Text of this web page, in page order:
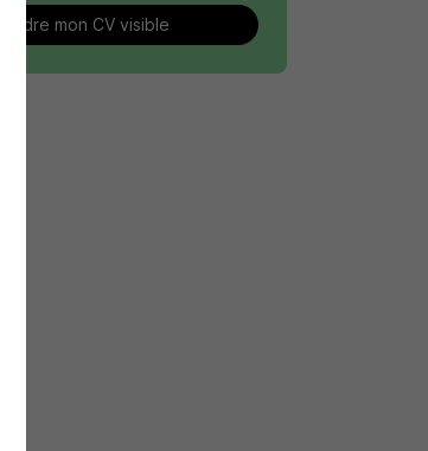
Rendre mon CV visible